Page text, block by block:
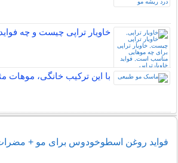
خاویار تراپی چیست و چه
با این ترکیب خانگی، موهات
فواید روغن اسطوخودوس برای مو + مضرات